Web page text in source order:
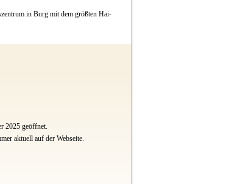
in Burg mit dem größten Hai-
2025 geöffnet.
aktuell auf der Webseite.